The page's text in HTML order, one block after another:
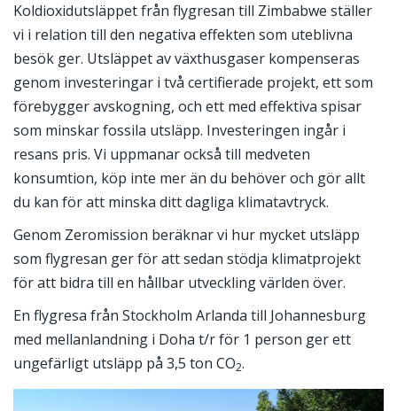
Koldioxidutsläppet från flygresan till Zimbabwe ställer
vi i relation till den negativa effekten som uteblivna
besök ger. Utsläppet av växthusgaser kompenseras
genom investeringar i två certifierade projekt, ett som
förebygger avskogning, och ett med effektiva spisar
som minskar fossila utsläpp. Investeringen ingår i
resans pris. Vi uppmanar också till medveten
konsumtion, köp inte mer än du behöver och gör allt
du kan för att minska ditt dagliga klimatavtryck.
Genom Zeromission beräknar vi hur mycket utsläpp
som flygresan ger för att sedan stödja klimatprojekt
för att bidra till en hållbar utveckling världen över.
En flygresa från Stockholm Arlanda till Johannesburg
med mellanlandning i Doha t/r för 1 person ger ett
ungefärligt utsläpp på 3,5 ton CO2.